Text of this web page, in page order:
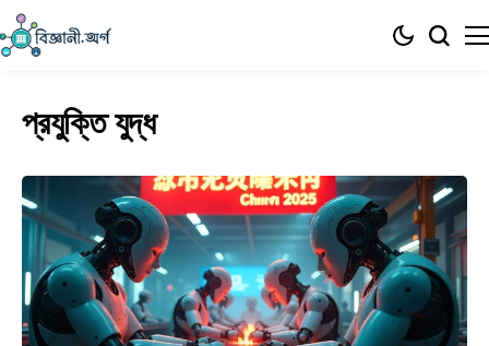
প্রযুক্তি যুদ্ধ